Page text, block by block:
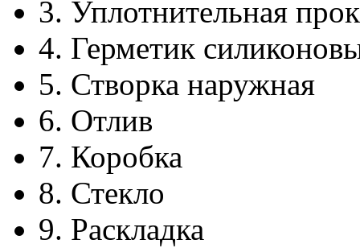
3. Уплотнительная
4. Герметик
5. Створка наружная
6. Отлив
7. Коробка
8. Стекло
9. Раскладка